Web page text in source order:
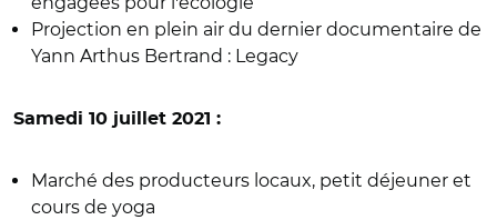
Projection en plein air du dernier documentaire de
Yann Arthus Bertrand : Legacy
Samedi 10 juillet 2021 :
Marché des producteurs locaux, petit déjeuner et
cours de yoga